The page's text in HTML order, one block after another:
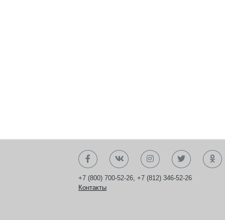
+7 (800) 700-52-26, +7 (812) 346-52-26
Контакты